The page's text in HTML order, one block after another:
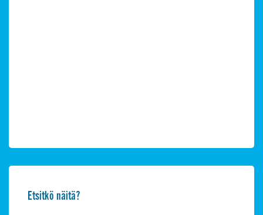
Etsitkö näitä?